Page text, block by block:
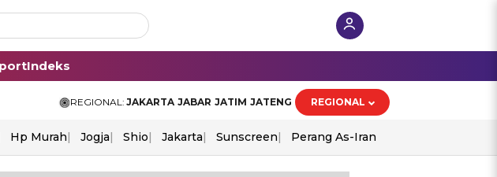
Indeks
REGIONAL: JAKARTA JABAR JATIM JATENG REGIONAL
Hp Murah Jogja Shio Jakarta Sunscreen Perang As-Iran